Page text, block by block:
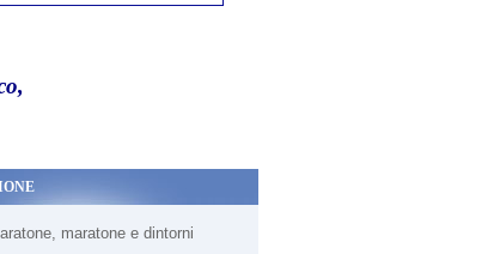
maratone e dintorni